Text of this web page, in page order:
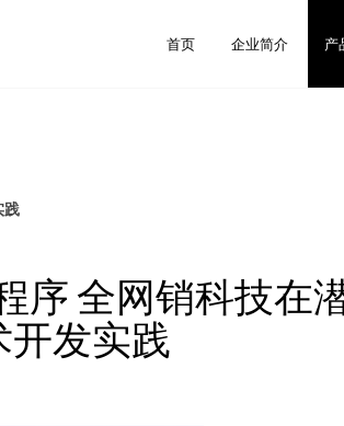
首页 企业简介 产
践
序 全网销科技在
开发实践